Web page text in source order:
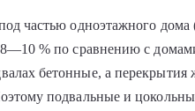
частью одноэтажного
% по сравнению с
бетонные, а перекрытия
подвальные и